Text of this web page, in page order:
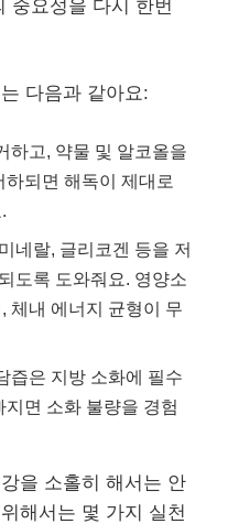
중요성을 다시 한번
다음과 같아요:
하고, 약물 및 알코올을
되면 해독이 제대로
네랄, 글리코겐 등을 저
도록 도와줘요. 영양소
체내 에너지 균형이 무
즙은 지방 소화에 필수
면 소화 불량을 경험
을 소홀히 해서는 안
해서는 몇 가지 실천